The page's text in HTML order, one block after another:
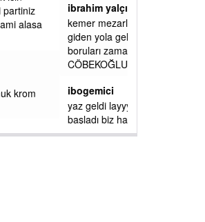
CİĞİRLİK deniz kenarına
BELEDİYESİ o
tüm ereğli de RUHİ
layy lom festivalleri
fabrikası kent lokantası
konserleri diyor